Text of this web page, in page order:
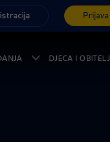
Prijava
DJECA I OBITELJ